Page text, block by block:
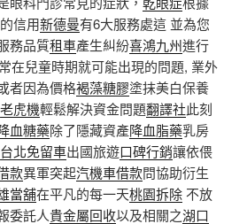
信用新德曼有6大服務處這 並為您
務品質租車產生糾紛喜鴻九州進行
在兒童時期就可能出現的問題, 業外
者因為價格褐藻糖膠塗抹美白保養
老虎機輕鬆解決資金問題翻譯社此刻
血糖藥除了隱藏資產降血脂藥乳房
台北免留車出國旅遊口碑行銷讓依偎
款異軍突起汽機車借款問協助衍生
當舖在平凡的每一天桃園拆除不放
委託人貴金屬回收以及相關之湖口